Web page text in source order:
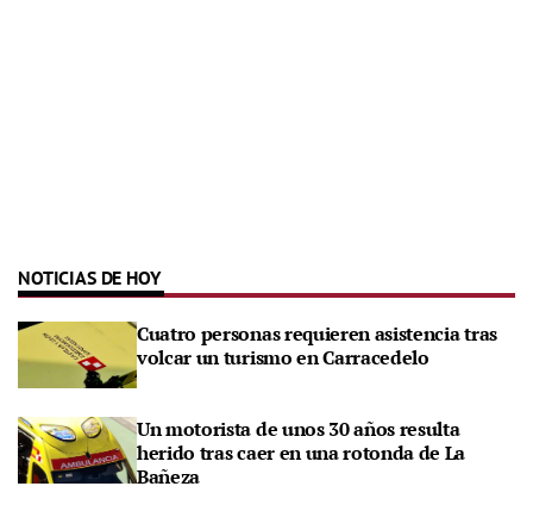
NOTICIAS DE HOY
Cuatro personas requieren asistencia tras
volcar un turismo en Carracedelo
Un motorista de unos 30 años resulta
herido tras caer en una rotonda de La
Bañeza